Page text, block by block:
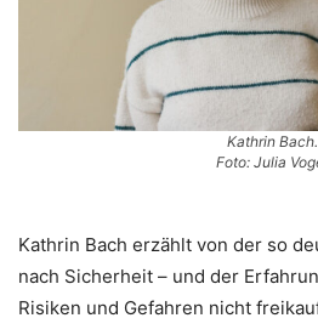
Kathrin Bach.
Foto: Julia
Kathrin Bach erzählt von der so
nach Sicherheit – und der
Risiken und Gefahren nicht